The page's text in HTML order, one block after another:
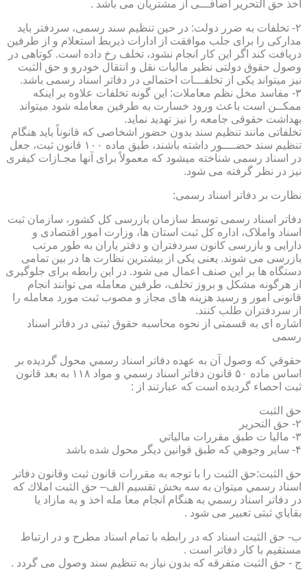
اخذ حق التحریر اضافـــی از مشتریان می باشد .
۲- تخلفات به ضرر دولت: در حین تنظیم سند رسمی، سردفتر باید
مدارکی را برای جلب موافقت از ادارات ذیربط استعلام و از طرفین
دریافت کند اگر این کار انجام نشود، تخلف رخ داده است. کوتاهی در
وصول حقوق دولتی نظیر مالیات نقل و انتقال خودرو و حق الثبت
نیز میتواند یکی از تخلفـــات احتمالی در دفاتر اسناد رسمی باشد.
۳- مفاسد مخل نظم معاملات: این گونه تخلفات علاوه بر اینکه
ممکــن است باعث ورود خسارت به طرفین معامله شود میتواند
بهداشت حقوقی جامعه را نیز تهدید نماید.
تخلفاتی مانند تنظیم سند بدون حضور اشخاصی که قانوناً باید هنگام
تنظیم سند حضــــور داشته باشند، طبق ماده ۱۰۰ قانون ثبت، جعل
در اسناد رسمی شناخته میشود که معمولاً برای آنها مجـازات کیفری
نیز در نظر گرفته می شود.
نظارت بر دفاتر اسناد رسمی:
دفاتر اسناد رسمی توسط سازمان بازرسی کل کشور، سازمان ثبت
اسناد واملاک، اداره کل ثبت استان ها، وزارت امور اقتصادی و
دارایی و بازرسی کانون سردفتران و دفتر یاران به طور مرتب
بازرسی می شوند. یعنی یکی از بیشترین نظارت ها در بین تمامی
دستگاه ها بر این صنف اعمال می شود. در این رابطه برای جلوگیری
از هرگونه مشکل و بروز تخلف، طرفین معامله می توانند انجام
قانونی امور و رسید هزینه های مجاز و مصوب ثبت مورد معامله را
از سردفتران طلب کنند.
اشاره ای به قسمتی از نحوه محاسبه حقوق ثبتی در دفاتر اسناد
رسمی
حقوقي كه وصول آن به عهده دفاتر اسناد رسمي محول گرديده بر
اساس ماده ۵۰ قانون دفاتر اسناد رسمي و مواد ۱۱۸ به بعد قانون
ثبت احصاء گرديده است كه عبارتند از :
حق الثبت
۲- حق التحرير
۳- ماليا ت طبق مقررات مالياتي
۴- ساير وجوهي كه طبق قوانين ديگر محول شده باشد
حق الثبت:حق الثبت را با توجه به مقررات قانون ثبت وقانون دفاتر
اسناد رسمي ميتوان به سه بخش تقسيم الف– حق الثبت املاك كه
در دفاتر اسناد رسمي به هنگام انجام معا مله اخذ و به مازاد يا
بقاياي ثبتی تعبیر می شود .
ب- حق الثبت اسناد كه در رابطه با تمام اسناد مطرح و در ارتباط
مستقيم با كار دفاتر است .
ج - حق الثبت متفرقه كه بدون نياز به تنظیم سند وصول می گردد .